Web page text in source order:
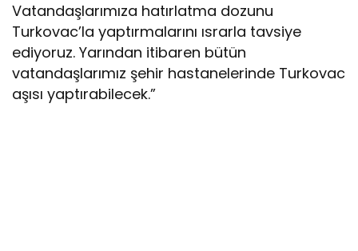
Vatandaşlarımıza hatırlatma dozunu
Turkovac’la yaptırmalarını ısrarla tavsiye
ediyoruz. Yarından itibaren bütün
vatandaşlarımız şehir hastanelerinde Turkovac
aşısı yaptırabilecek.”